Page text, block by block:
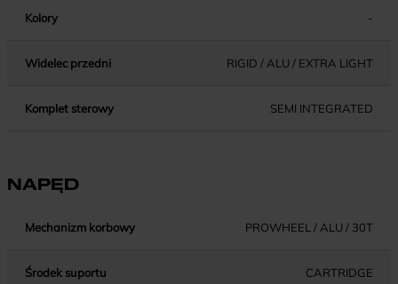
Kolory -
Widelec przedni RIGID / ALU / EXTRA LIGHT
Komplet sterowy SEMI INTEGRATED
NAPĘD
Mechanizm korbowy PROWHEEL / ALU / 30T
Środek suportu CARTRIDGE